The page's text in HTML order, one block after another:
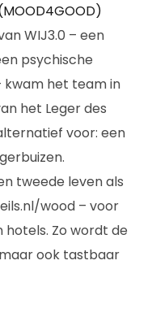
WIJ3.0 – een
psychische
het team in
het Leger des
voor: een
tweede leven als
wood – voor
Zo wordt de
ook tastbaar